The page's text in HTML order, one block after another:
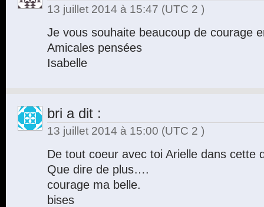
13 juillet 2014 à 15:47 (UTC 2 )
Je vous souhaite beaucoup de courage
Amicales pensées
Isabelle
bri a dit :
13 juillet 2014 à 15:00 (UTC 2 )
De tout coeur avec toi Arielle dans cette
Que dire de plus….
courage ma belle.
bises